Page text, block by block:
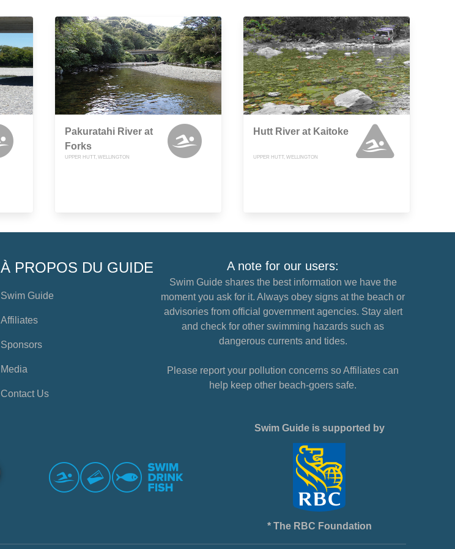
Pakuratahi River at
Forks
UPPER HUTT, WELLINGTON
Hutt River at Kaitoke
UPPER HUTT, WELLINGTON
À PROPOS DU GUIDE
Swim Guide
Affiliates
Sponsors
Media
Contact Us
A note for our users:
Swim Guide shares the best information we have the
moment you ask for it. Always obey signs at the beach or
advisories from official government agencies. Stay alert
and check for other swimming hazards such as
dangerous currents and tides.
Please report your pollution concerns so Affiliates can
help keep other beach-goers safe.
Swim Guide is supported by
* The RBC Foundation